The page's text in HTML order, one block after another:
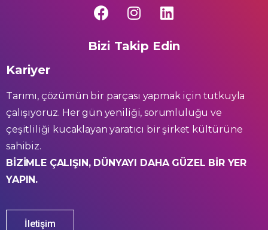
Bizi Takip Edin
Kariyer
Tarımı, çözümün bir parçası yapmak için tutkuyla
çalışıyoruz. Her gün yeniliği, sorumluluğu ve
çeşitliliği kucaklayan yaratıcı bir şirket kültürüne
sahibiz.
BİZİMLE ÇALIŞIN, DÜNYAYI DAHA GÜZEL BİR YER
YAPIN.
İletişim